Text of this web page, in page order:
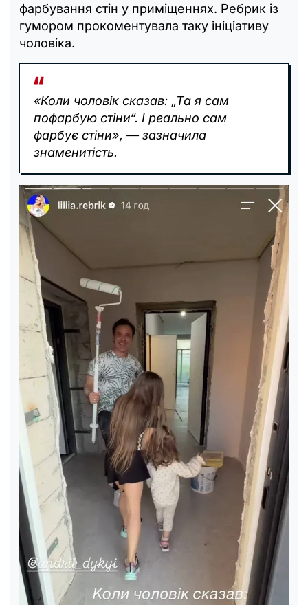
фарбування стін у приміщеннях. Ребрик із
гумором прокоментувала таку ініціативу
чоловіка.
«Коли чоловік сказав: „Та я сам
пофарбую стіни“. І реально сам
фарбує стіни», — зазначила
знаменитість.